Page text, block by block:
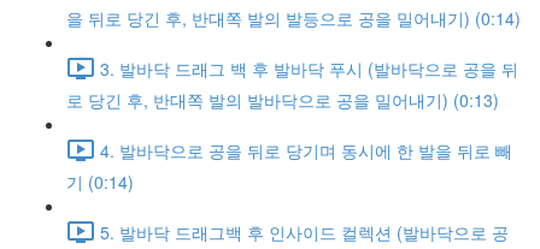
을 뒤로 당긴 후, 반대쪽 발의 발등으로 공을 밀어내기) (0:14)
3. 발바닥 드래그 백 후 발바닥 푸시 (발바닥으로 공을 뒤
로 당긴 후, 반대쪽 발의 발바닥으로 공을 밀어내기) (0:13)
4. 발바닥으로 공을 뒤로 당기며 동시에 한 발을 뒤로 빼
기 (0:14)
5. 발바닥 드래그백 후 인사이드 컬렉션 (발바닥으로 공